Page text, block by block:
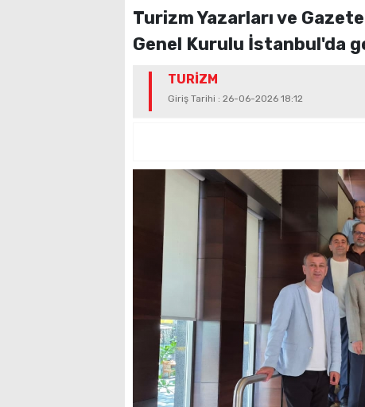
Turizm Yazarları ve
Genel Kurulu İstanbul'da
TURİZM
Giriş Tarihi : 26-06-2026 18:12